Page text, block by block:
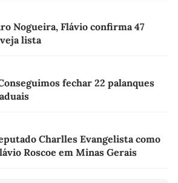
Nogueira, Flávio confirma 47
lista
fechar 22 palanques
Charlles Evangelista como
Roscoe em Minas Gerais